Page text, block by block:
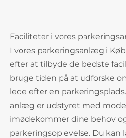
Faciliteter i vores
I vores parkeringsanlæg i
efter at tilbyde de bedste
bruge tiden på at udforske
lede efter en
anlæg er udstyret med
imødekommer dine behov
parkeringsoplevelse. Du kan